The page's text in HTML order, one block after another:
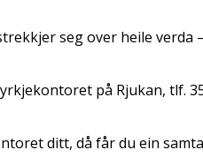
seg over heile verda
på Rjukan, tlf.
ditt, då får du ein